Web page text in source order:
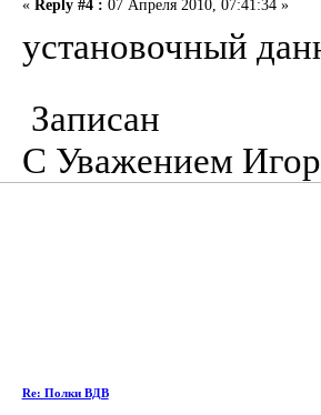
« Reply #4 : 07 Апреля 2010, 07:41:34 »
установочный
Записан
С Уважением
Re: Полки ВДВ